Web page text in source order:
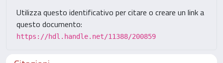
Utilizza questo identificativo per citare o creare un link a
questo documento:
https://hdl.handle.net/11388/200859